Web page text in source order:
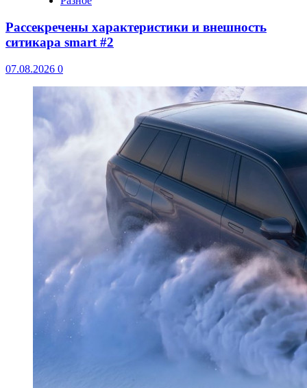
Рассекречены характеристики и внешность
ситикара smart #2
07.08.2026 0